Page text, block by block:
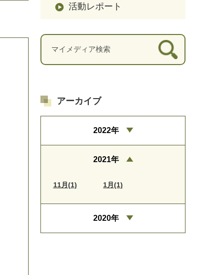
活動レポート
アーカイブ
2022年
2021年
11月(1) 1月(1)
2020年